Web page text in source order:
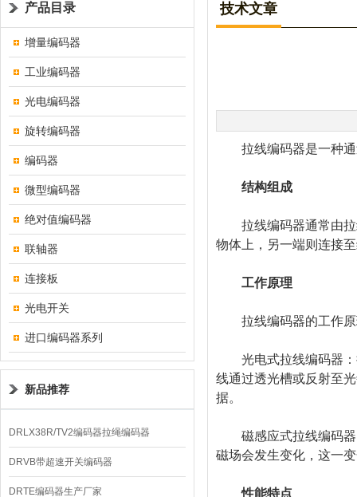
产品目录
增量编码器
工业编码器
光电编码器
旋转编码器
编码器
微型编码器
绝对值编码器
联轴器
连接板
光电开关
进口编码器系列
新品推荐
DRLX38R/TV2编码器拉绳编码器
DRVB带超速开关编码器
DRTE编码器生产厂家
技术文章
拉线编码器是一种通
结构组成
拉线编码器通常由拉
物体上，另一端则连接
工作原理
拉线编码器的工作原
光电式拉线编码器：
线通过透光槽或反射至
据。
磁感应式拉线编码器
磁场会发生变化，这一
性能特点